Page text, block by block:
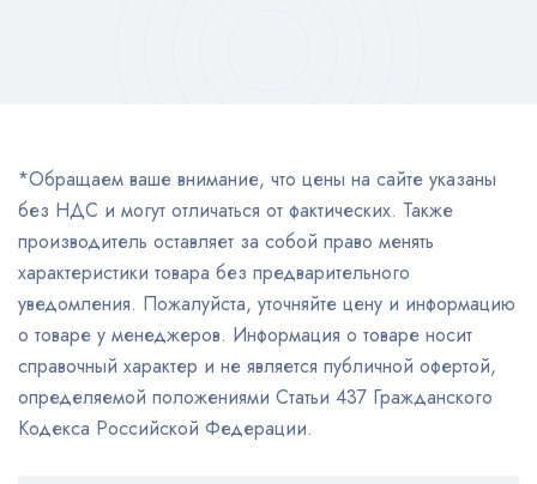
*Обращаем ваше внимание, что цены на сайте указаны
без НДС и могут отличаться от фактических. Также
производитель оставляет за собой право менять
характеристики товара без предварительного
уведомления. Пожалуйста, уточняйте цену и информацию
о товаре у менеджеров. Информация о товаре носит
справочный характер и не является публичной офертой,
определяемой положениями Статьи 437 Гражданского
Кодекса Российской Федерации.